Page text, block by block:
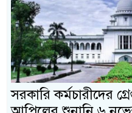
সরকারি কর্মচারীদের